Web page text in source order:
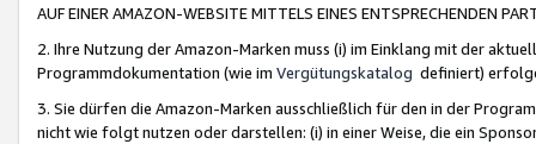
AUF EINER AMAZON-WEBSITE MITTELS EINES ENTSPRECHENDEN
2. Ihre Nutzung der Amazon-Marken muss (i) im Einklang mit der
Programmdokumentation (wie im Vergütungskatalog definiert)
3. Sie dürfen die Amazon-Marken ausschließlich für den in der
nicht wie folgt nutzen oder darstellen: (i) in einer Weise, die ein